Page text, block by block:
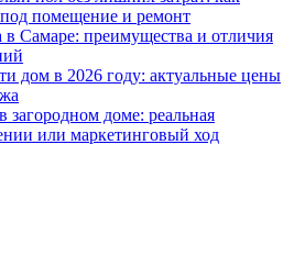
помещение и ремонт
в Самаре: преимущества и отличия
дом в 2026 году: актуальные цены
загородном доме: реальная
или маркетинговый ход